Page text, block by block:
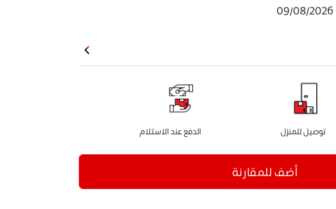
09/08/2026
توصيل للمنزل الدفع عند الاستلام
أضف للمقارنة